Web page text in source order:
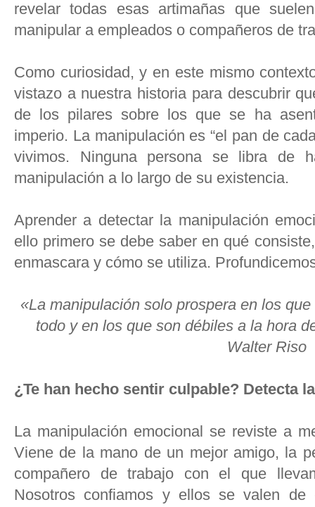
revelar todas esas artimañas que
manipular a empleados o compañeros de
Como curiosidad, y en este mismo
vistazo a nuestra historia para descubrir
de los pilares sobre los que se ha
imperio. La manipulación es “el pan de
vivimos. Ninguna persona se libra de
manipulación a lo largo de su existencia.
Aprender a detectar la manipulación
ello primero se debe saber en qué
enmascara y cómo se utiliza.
«La manipulación solo prospera en los
todo y en los que son débiles a la hora
Walter Riso
¿Te han hecho sentir culpable? Detecta
La manipulación emocional se reviste a
Viene de la mano de un mejor amigo, la
compañero de trabajo con el que
Nosotros confiamos y ellos se valen de